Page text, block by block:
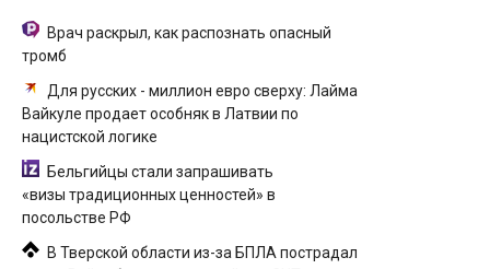
Врач раскрыл, как распознать опасный
тромб
Для русских - миллион евро сверху: Лайма
Вайкуле продает особняк в Латвии по
нацистской логике
Бельгийцы стали запрашивать
«визы традиционных ценностей» в
посольстве РФ
В Тверской области из-за БПЛА пострадал